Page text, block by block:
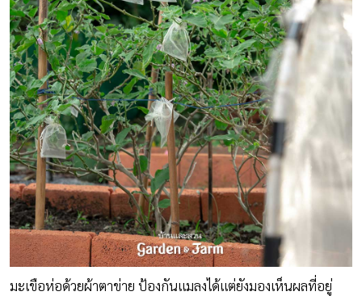
มะเขือห่อด้วยผ้าตาข่าย ป้องกันแมลงได้แต่ยังมองเห็นผลที่อยู่